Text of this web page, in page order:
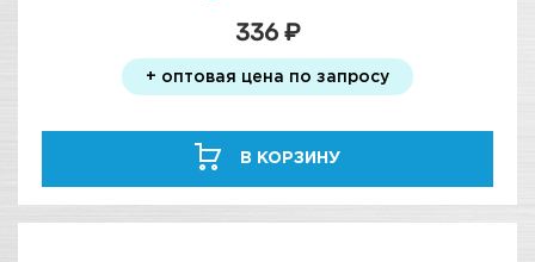
336 ₽
+ оптовая цена по запросу
В КОРЗИНУ